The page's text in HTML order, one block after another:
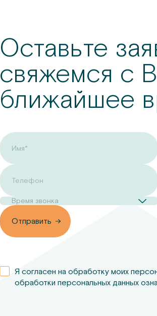
Оставьте
свяжемся с
ближайшее
Имя*
Телефон
Время звонка
Отправить
Я согласен на обработку моих
обработки персональных данных